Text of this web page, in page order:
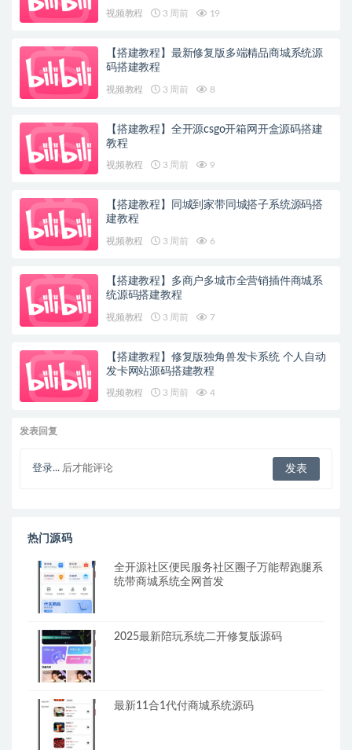
视频教程 3 周前 19
【搭建教程】最新修复版多端精品商城系统源
码搭建教程
视频教程 3 周前 8
【搭建教程】全开源csgo开箱网开盒源码搭建
教程
视频教程 3 周前 9
【搭建教程】同城到家带同城搭子系统源码搭
建教程
视频教程 3 周前 6
【搭建教程】多商户多城市全营销插件商城系
统源码搭建教程
视频教程 3 周前 7
【搭建教程】修复版独角兽发卡系统 个人自动
发卡网站源码搭建教程
视频教程 3 周前 4
发表回复
登录... 后才能评论
热门源码
全开源社区便民服务社区圈子万能帮跑腿系
统带商城系统全网首发
2025最新陪玩系统二开修复版源码
最新11合1代付商城系统源码